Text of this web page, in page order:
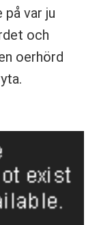
på var ju
och
oerhörd